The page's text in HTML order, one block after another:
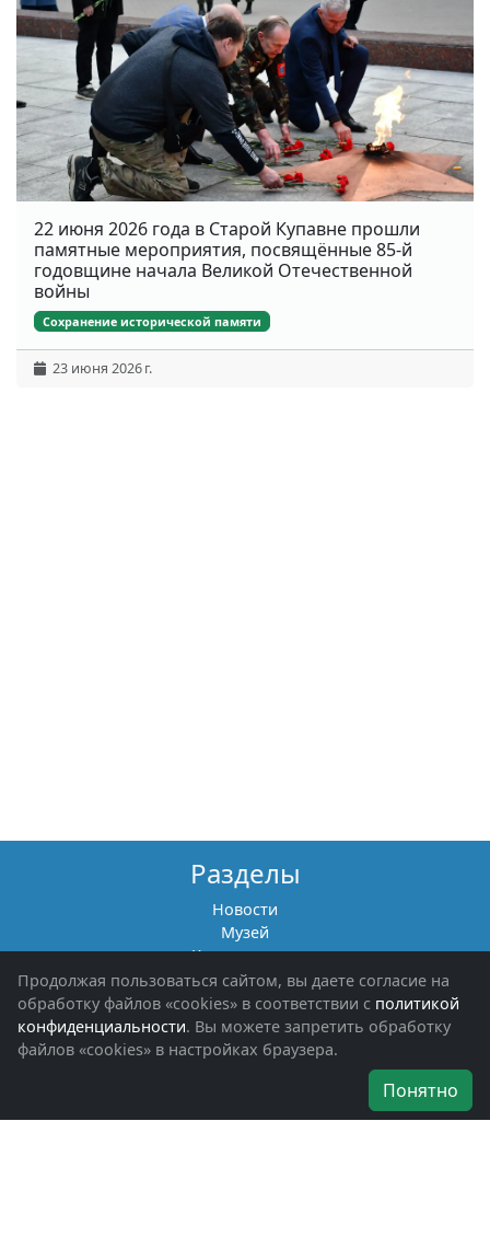
22 июня 2026 года в Старой Купавне прошли
памятные мероприятия, посвящённые 85-й
годовщине начала Великой Отечественной
войны
Сохранение исторической памяти
23 июня 2026 г.
Разделы
Новости
Музей
Книги памяти
Фотоальбомы
Обращения граждан
Помощь участникам СВО и их семьям
Об организации
Наши награды
Продолжая пользоваться сайтом, вы даете согласие на
обработку файлов «cookies» в соответствии с политикой
конфиденциальности. Вы можете запретить обработку
файлов «cookies» в настройках браузера.
Понятно